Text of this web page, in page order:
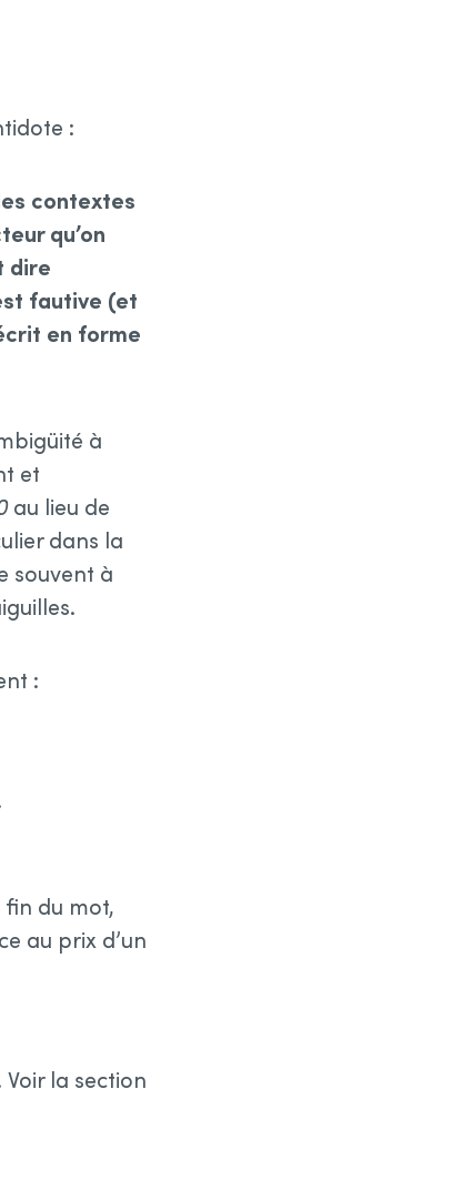
:
contextes
qu’on
dire
fautive (et
en forme
à
et
au lieu de
dans la
souvent à
:
du mot,
au prix d’un
la section